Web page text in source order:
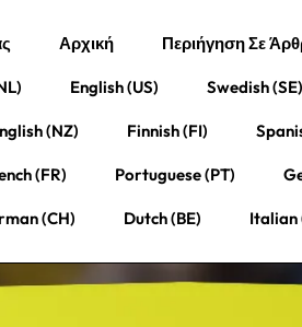
Αρχική Περιήγηση Σε
English (US) Swedish (SE)
(NZ) Finnish (FI)
(FR) Portuguese (PT)
(CH) Dutch (BE) Italian